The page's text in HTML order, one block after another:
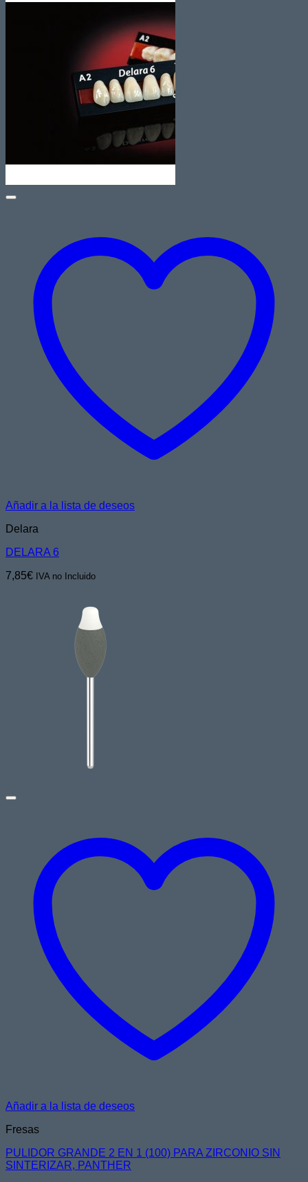
Añadir a la lista de deseos
Delara
DELARA 6
7,85€ IVA no Incluido
Añadir a la lista de deseos
Fresas
PULIDOR GRANDE 2 EN 1 (100) PARA ZIRCONIO SIN
SINTERIZAR, PANTHER